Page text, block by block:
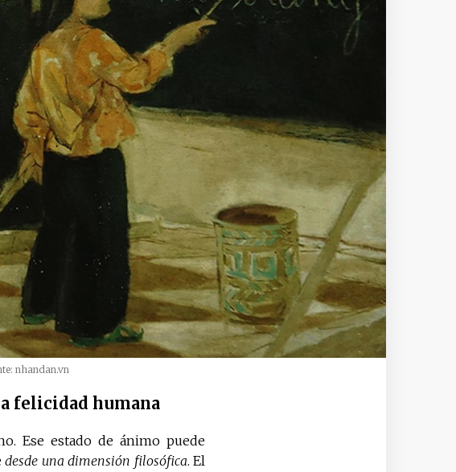
nhandan.vn
felicidad humana
Ese estado de ánimo puede
desde una dimensión filosófica. El